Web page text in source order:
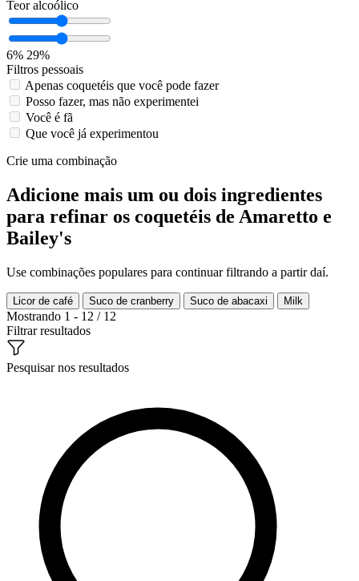
Teor alcoólico
6% 29%
Filtros pessoais
Apenas coquetéis que você pode fazer
Posso fazer, mas não experimentei
Você é fã
Que você já experimentou
Crie uma combinação
Adicione mais um ou dois ingredientes
para refinar os coquetéis de Amaretto e
Bailey's
Use combinações populares para continuar filtrando a partir daí.
Licor de café Suco de cranberry Suco de abacaxi Milk
Mostrando 1 - 12 / 12
Filtrar resultados
Pesquisar nos resultados